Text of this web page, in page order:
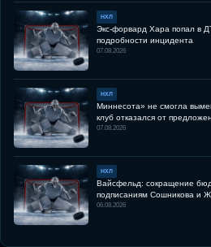
НХЛ
Экс-форвард Хара попал в
подробности инцидента
07.08.2026
НХЛ
Миннесота» не смогла
клуб отказался от
07.08.2026
НХЛ
Вайсфельд: сокращение
подписаниям Сошникова и
06.08.2026